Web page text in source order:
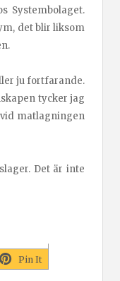
Systembolaget.
det blir liksom
ju fortfarande.
tycker jag
matlagningen
Det är inte
Pin It